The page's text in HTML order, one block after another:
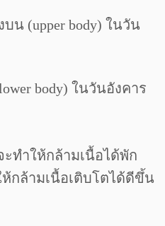
น (upper body) ในวัน
body) ในวันอังคาร
ทำให้กล้ามเนื้อได้พัก
กล้ามเนื้อเติบโตได้ดีขึ้น